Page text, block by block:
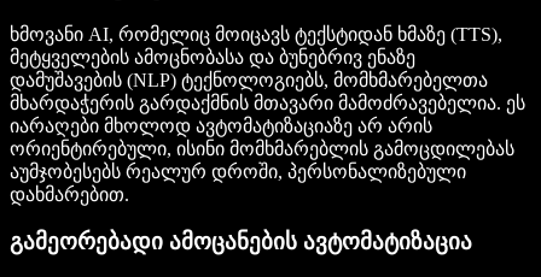
ხმოვანი AI, რომელიც მოიცავს ტექსტიდან ხმაზე (TTS),
მეტყველების ამოცნობასა და ბუნებრივ ენაზე
დამუშავების (NLP) ტექნოლოგიებს, მომხმარებელთა
მხარდაჭერის გარდაქმნის მთავარი მამოძრავებელია. ეს
იარაღები მხოლოდ ავტომატიზაციაზე არ არის
ორიენტირებული, ისინი მომხმარებლის გამოცდილებას
აუმჯობესებს რეალურ დროში, პერსონალიზებული
დახმარებით.
გამეორებადი ამოცანების ავტომატიზაცია